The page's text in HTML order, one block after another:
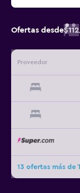
Ofertas desde$112
Proveedor